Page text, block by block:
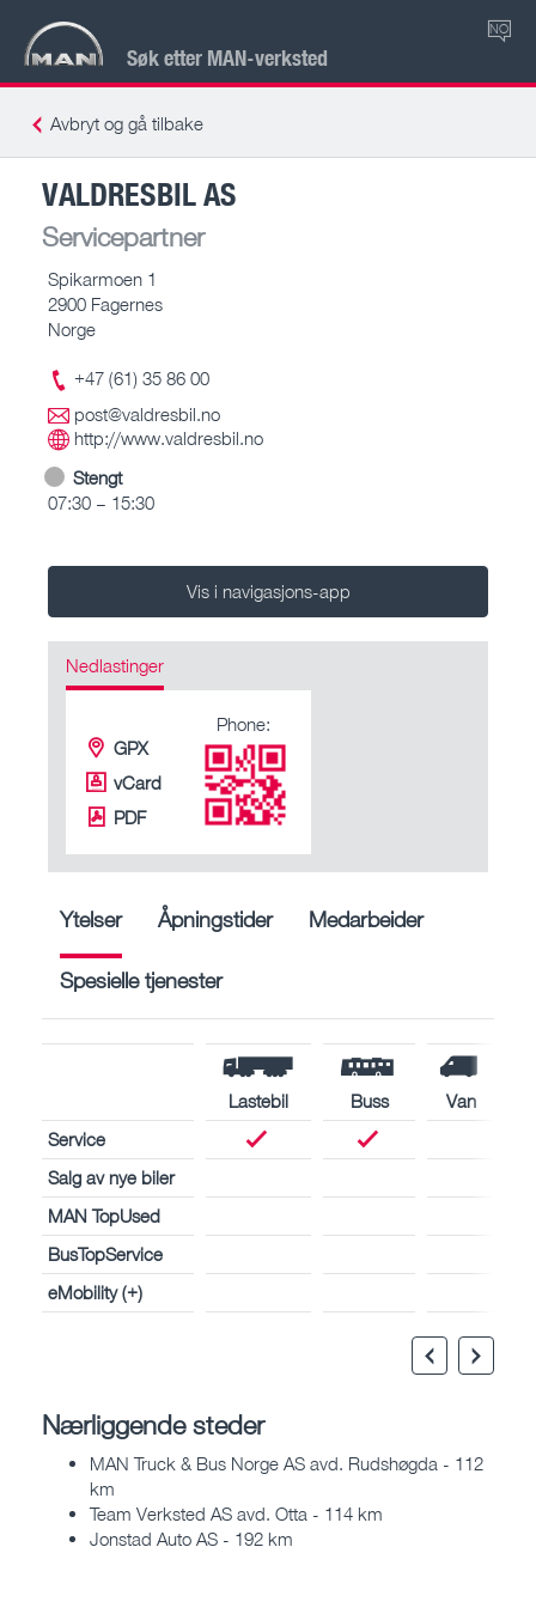
Søk etter MAN-verksted
NO
Avbryt og gå tilbake
VALDRESBIL AS
Servicepartner
Spikarmoen 1
2900 Fagernes
Norge
+47 (61) 35 86 00
post@valdresbil.no
http://www.valdresbil.no
Stengt
07:30 – 15:30
Vis i navigasjons-app
Nedlastinger
GPX
vCard
PDF
Phone:
Ytelser Åpningstider Medarbeider
Spesielle tjenester
Lastebil Buss
Van
Service
Salg av nye biler
MAN TopUsed
BusTopService
eMobility (+)
Nærliggende steder
MAN Truck & Bus Norge AS avd. Rudshøgda - 112
km
Team Verksted AS avd. Otta - 114 km
Jonstad Auto AS - 192 km